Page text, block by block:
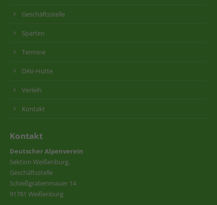
Geschäftsstelle
Sparten
Termine
DAV-Hütte
Verleih
Kontakt
Kontakt
Deutscher Alpenverein
Sektion Weißenburg,
Geschäftsstelle
Schießgrabenmauer 14
91781 Weißenburg